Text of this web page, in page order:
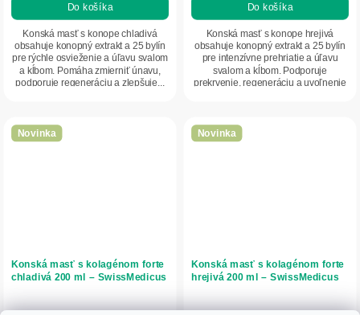
Do košíka
Konská masť s konope chladivá
obsahuje konopný extrakt a 25 bylín
pre rýchle osvieženie a úľavu svalom
a kĺbom. Pomáha zmierniť únavu,
podporuje regeneráciu a zlepšuje...
Do košíka
Konská masť s konope hrejivá
obsahuje konopný extrakt a 25 bylín
pre intenzívne prehriatie a úľavu
svalom a kĺbom. Podporuje
prekrvenie, regeneráciu a uvoľnenie
Novinka
Konská masť s kolagénom forte
chladivá 200 ml – SwissMedicus
Novinka
Konská masť s kolagénom forte
hrejivá 200 ml – SwissMedicus